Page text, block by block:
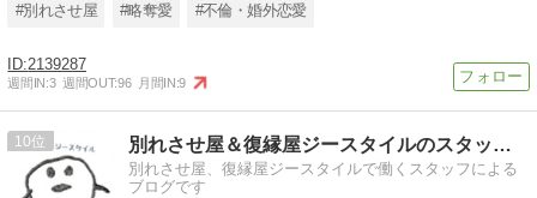
#別れさせ屋 #略奪愛 #不倫・婚外恋愛
2139287
週間IN:3 週間OUT:96 月間IN:9
10 別れさせ屋＆復縁屋ジースタイルのスタッフブログ
別れさせ屋、復縁屋ジースタイルで働くスタッフによる
ブログです